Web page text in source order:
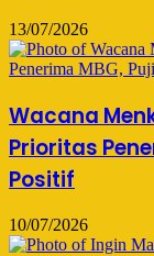
13/07/2026
Wacana
Prioritas
Positif
10/07/2026